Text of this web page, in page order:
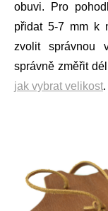
obuvi. Pro
přidat 5-7 mm k
zvolit správnou
správně změřit
jak vybrat velikost